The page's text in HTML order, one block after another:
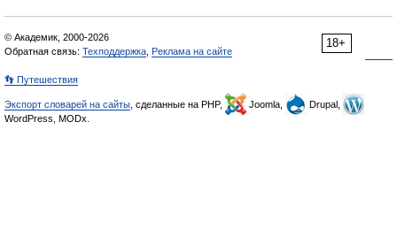
18+
© Академик, 2000-2026
Обратная связь: Техподдержка Реклама на сайте
👣 Путешествия
Экспорт словарей на сайты , сделанные на PHP, Joomla,
Drupal,
WordPress, MODx.